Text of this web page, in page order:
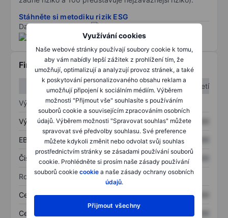
Využívání cookies
Naše webové stránky používají soubory cookie k tomu,
aby vám nabídly lepší zážitek z prohlížení tím, že
umožňují, optimalizují a analyzují provoz stránek, a také
k poskytování personalizovaného obsahu reklam a
umožňují připojení k sociálním médiím. Výběrem
možnosti "Přijmout vše" souhlasíte s používáním
souborů cookie a souvisejícím zpracováním osobních
údajů. Výběrem možnosti "Spravovat souhlas" můžete
spravovat své předvolby souhlasu. Své preference
můžete kdykoli změnit nebo odvolat svůj souhlas
prostřednictvím stránky se zásadami používání souborů
cookie. Prohlédněte si prosím naše zásady používání
souborů cookie cookie a naše zásady ochrany osobních
údajů.
Přijmout všechny
Stáhněte si metodiku rizik ESG
Data poskytnuta od
/
Finanční informace
1. čtvrtletí
2. čtvrtletí
Výkaz zisku a ztráty
Výnos XXXXXXX XXXXXXX
EBITDA XXXXXXX XXXXXXX
Čistý příjem XXXXXXX XXXXXXX
Rozvaha
Celková aktiva XXXXXXX XXXXXXX
Celkový dluh XXXXXXX